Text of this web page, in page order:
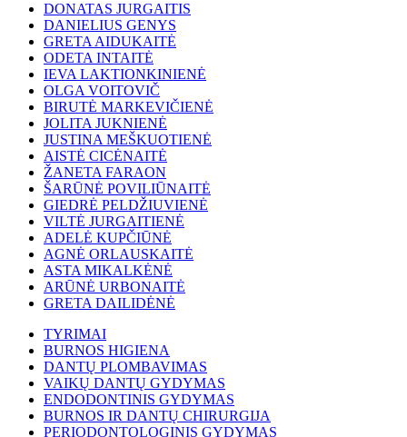
DONATAS JURGAITIS
DANIELIUS GENYS
GRETA AIDUKAITĖ
ODETA INTAITĖ
IEVA LAKTIONKINIENĖ
OLGA VOITOVIČ
BIRUTĖ MARKEVIČIENĖ
JOLITA JUKNIENĖ
JUSTINA MEŠKUOTIENĖ
AISTĖ CICĖNAITĖ
ŽANETA FARAON
ŠARŪNĖ POVILIŪNAITĖ
GIEDRĖ PELDŽIUVIENĖ
VILTĖ JURGAITIENĖ
ADELĖ KUPČIŪNĖ
AGNĖ ORLAUSKAITĖ
ASTA MIKALKĖNĖ
ARŪNĖ URBONAITĖ
GRETA DAILIDĖNĖ
TYRIMAI
BURNOS HIGIENA
DANTŲ PLOMBAVIMAS
VAIKŲ DANTŲ GYDYMAS
ENDODONTINIS GYDYMAS
BURNOS IR DANTŲ CHIRURGIJA
PERIODONTOLOGINIS GYDYMAS